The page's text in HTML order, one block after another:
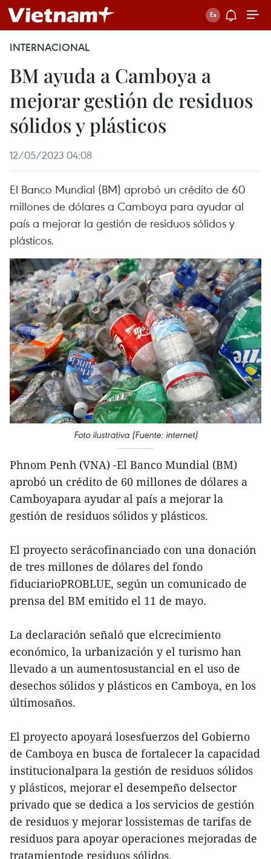
INTERNACIONAL
BM ayuda a Camboya a
mejorar gestión de residuos
sólidos y plásticos
12/05/2023 04:08
El Banco Mundial (BM) aprobó un crédito de 60
millones de dólares a Camboya para ayudar al
país a mejorar la gestión de residuos sólidos y
plásticos.
Foto ilustrativa (Fuente: internet)
Phnom Penh (VNA) -El Banco Mundial (BM)
aprobó un crédito de 60 millones de dólares a
Camboyapara ayudar al país a mejorar la
gestión de residuos sólidos y plásticos.
El proyecto serácofinanciado con una donación
de tres millones de dólares del fondo
fiduciarioPROBLUE, según un comunicado de
prensa del BM emitido el 11 de mayo.
La declaración señaló que elcrecimiento
económico, la urbanización y el turismo han
llevado a un aumentosustancial en el uso de
desechos sólidos y plásticos en Camboya, en los
últimosaños.
El proyecto apoyará losesfuerzos del Gobierno
de Camboya en busca de fortalecer la capacidad
institucionalpara la gestión de residuos sólidos
y plásticos, mejorar el desempeño delsector
privado que se dedica a los servicios de gestión
de residuos y mejorar lossistemas de tarifas de
residuos para apoyar operaciones mejoradas de
tratamientode residuos sólidos.